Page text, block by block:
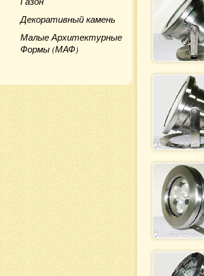
Декоративный камень
Малые Архитектурные
Формы (МАФ)